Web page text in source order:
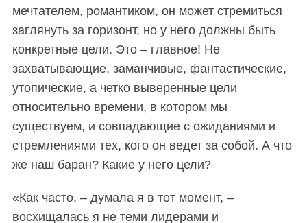
мечтателем, романтиком, он может стремиться
заглянуть за горизонт, но у него должны быть
конкретные цели. Это – главное! Не
захватывающие, заманчивые, фантастические,
утопические, а четко выверенные цели
относительно времени, в котором мы
существуем, и совпадающие с ожиданиями и
стремлениями тех, кого он ведет за собой. А что
же наш баран? Какие у него цели?
«Как часто, – думала я в тот момент, –
восхищалась я не теми лидерами и